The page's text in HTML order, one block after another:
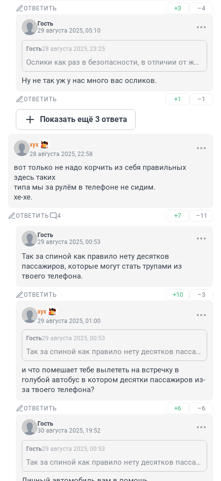
ОТВЕТИТЬ +3 –4
Гость
29 августа 2025, 05:10
Гость28 августа 2025, 23:25
Ослики как раз в безопасности, в отличии от жителей спб
Ну не так уж у нас много вас осликов.
ОТВЕТИТЬ +1 –1
Показать ещё 3 ответа
хух
28 августа 2025, 22:58
вот только не надо корчить из себя правильных
здесь таких
типа мы за рулём в телефоне не сидим.
хе-хе.
ОТВЕТИТЬ 4 +7 –11
Гость
29 августа 2025, 00:53
Так за спиной как правило нету десятков
пассажиров, которые могут стать трупами из
твоего телефона.
ОТВЕТИТЬ +10 –3
хух
29 августа 2025, 01:00
Гость29 августа 2025, 00:53
Так за спиной как правило нету десятков пассажиров, которые могут стать трупами из твоего телефона.
и что помешает тебе вылететь на встречку в
голубой автобус в котором десятки пассажиров из-
за твоего телефона?
ОТВЕТИТЬ +6 –6
Гость
30 августа 2025, 19:52
Гость29 августа 2025, 00:53
Так за спиной как правило нету десятков пассажиров, которые могут стать трупами из твоего телефона.